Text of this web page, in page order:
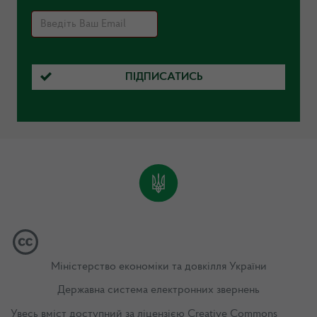
ПІДПИСАТИСЬ
Міністерство економіки та довкілля України
Державна система електронних звернень
Увесь вміст доступний за ліцензією Creative Commons